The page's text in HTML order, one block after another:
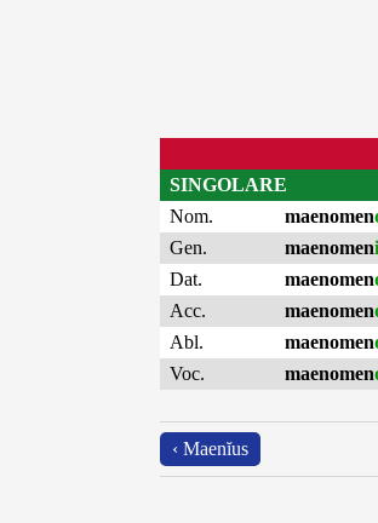
SINGOLARE
Nom.
maenomen
Gen.
maenomeni
Dat.
maenomen
Acc.
maenomen
Abl.
maenomen
Voc.
maenomen
‹ Maenĭus